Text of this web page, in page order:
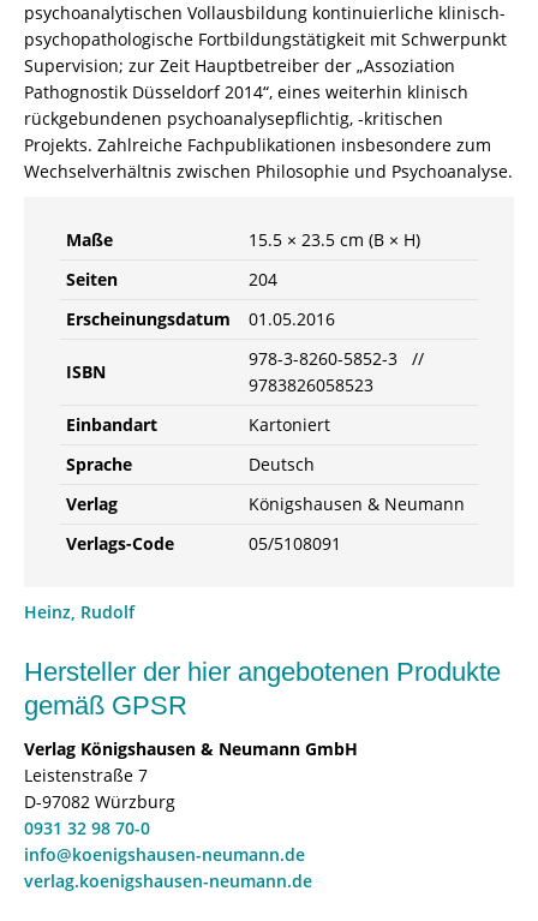
psychoanalytischen Vollausbildung kontinuierliche klinisch-
psychopathologische Fortbildungstätigkeit mit Schwerpunkt
Supervision; zur Zeit Hauptbetreiber der „Assoziation
Pathognostik Düsseldorf 2014“, eines weiterhin klinisch
rückgebundenen psychoanalysepflichtig, -kritischen
Projekts. Zahlreiche Fachpublikationen insbesondere zum
Wechselverhältnis zwischen Philosophie und Psychoanalyse.
Maße
15.5 × 23.5 cm (B × H)
Seiten
204
Erscheinungsdatum
01.05.2016
ISBN
978-3-8260-5852-3 //
9783826058523
Einbandart
Kartoniert
Sprache
Deutsch
Verlag
Königshausen & Neumann
Verlags-Code
05/5108091
Heinz, Rudolf
Hersteller der hier angebotenen Produkte
gemäß GPSR
Verlag Königshausen & Neumann GmbH
Leistenstraße 7
D-97082 Würzburg
0931 32 98 70-0
info@koenigshausen-neumann.de
verlag.koenigshausen-neumann.de